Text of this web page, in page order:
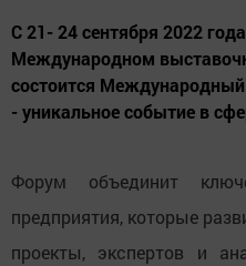
С 21- 24 сентября 2022
Международном
состоится
- уникальное событие в
Форум объединит
предприятия, которые
проекты, экспертов и